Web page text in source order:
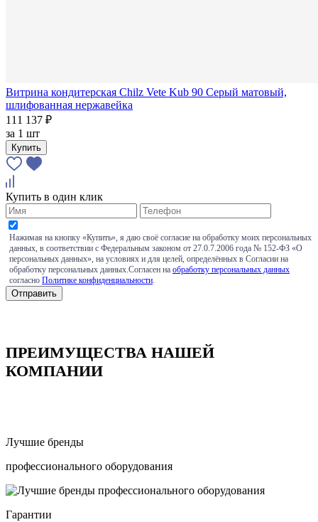
Витрина кондитерская Chilz Vete Kub 90 Серый матовый,
шлифованная нержавейка
111 137 ₽
за 1 шт
Купить
Купить в один клик
Нажимая на кнопку «Купить», я даю своё согласие на обработку моих персональных
данных, в соответствии с Федеральным законом от 27.0.7.2006 года № 152-ФЗ «О
персональных данных», на условиях и для целей, определённых в Согласии на
обработку персональных данных.Согласен на обработку персональных данных
согласно Политике конфиденциальности
ПРЕИМУЩЕСТВА НАШЕЙ
КОМПАНИИ
Лучшие бренды
профессионального оборудования
Гарантии